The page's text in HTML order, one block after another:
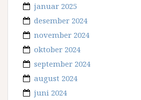
januar 2025
desember 2024
november 2024
oktober 2024
september 2024
august 2024
juni 2024